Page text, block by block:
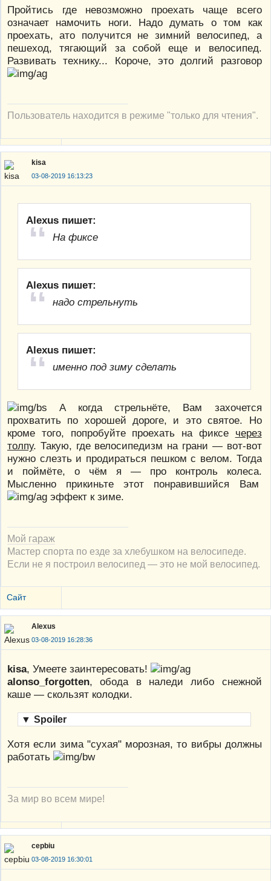
Пройтись где невозможно проехать чаще всего
означает намочить ноги. Надо думать о том как
проехать, ато получится не зимний велосипед, а
пешеход, тягающий за собой еще и велосипед.
Развивать технику... Короче, это долгий разговор
Пользователь находится в режиме "только для чтения".
kisa
03-08-2019 16:13:23
Alexus пишет:
На фиксе
Alexus пишет:
надо стрельнуть
Alexus пишет:
именно под зиму сделать
А когда стрельнёте, Вам захочется
прохватить по хорошей дороге, и это святое. Но
кроме того, попробуйте проехать на фиксе через
толпу. Такую, где велосипедизм на грани — вот-вот
нужно слезть и продираться пешком с велом. Тогда
и поймёте, о чём я — про контроль колеса.
Мысленно прикиньте этот понравившийся Вам
эффект к зиме.
Мой гараж
Мастер спорта по езде за хлебушком на велосипеде.
Если не я построил велосипед — это не мой велосипед.
Сайт
Alexus
03-08-2019 16:28:36
kisa, Умеете заинтересовать!
alonso_forgotten, обода в наледи либо снежной
каше — скользят колодки.
▼ Spoiler
Хотя если зима "сухая" морозная, то вибры должны
работать
За мир во всем мире!
cepbiu
03-08-2019 16:30:01